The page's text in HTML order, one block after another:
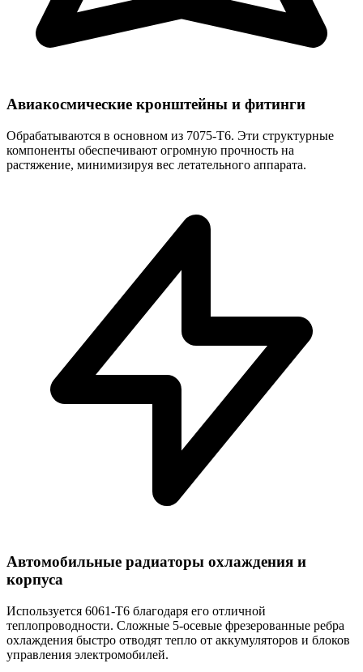
Авиакосмические кронштейны и фитинги
Обрабатываются в основном из 7075-T6. Эти структурные
компоненты обеспечивают огромную прочность на
растяжение, минимизируя вес летательного аппарата.
Автомобильные радиаторы охлаждения и
корпуса
Используется 6061-T6 благодаря его отличной
теплопроводности. Сложные 5-осевые фрезерованные ребра
охлаждения быстро отводят тепло от аккумуляторов и блоков
управления электромобилей.